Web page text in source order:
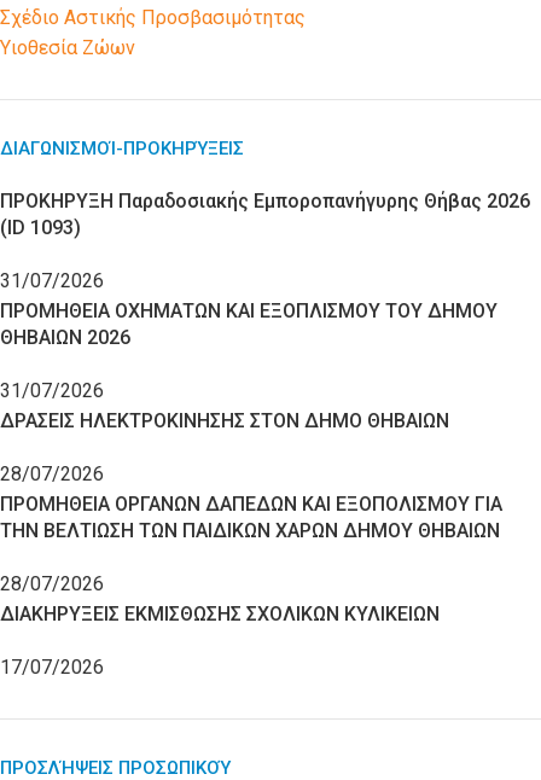
Σχέδιο Αστικής Προσβασιμότητας
Υιοθεσία Ζώων
ΔΙΑΓΩΝΙΣΜΟΊ-ΠΡΟΚΗΡΎΞΕΙΣ
ΠΡΟΚΗΡΥΞΗ Παραδοσιακής Εμποροπανήγυρης Θήβας 2026
(ID 1093)
31/07/2026
ΠΡΟΜΗΘΕΙΑ ΟΧΗΜΑΤΩΝ ΚΑΙ ΕΞΟΠΛΙΣΜΟΥ ΤΟΥ ΔΗΜΟΥ
ΘΗΒΑΙΩΝ 2026
31/07/2026
ΔΡΑΣΕΙΣ ΗΛΕΚΤΡΟΚΙΝΗΣΗΣ ΣΤΟΝ ΔΗΜΟ ΘΗΒΑΙΩΝ
28/07/2026
ΠΡΟΜΗΘΕΙΑ ΟΡΓΑΝΩΝ ΔΑΠΕΔΩΝ ΚΑΙ ΕΞΟΠΟΛΙΣΜΟΥ ΓΙΑ
ΤΗΝ ΒΕΛΤΙΩΣΗ ΤΩΝ ΠΑΙΔΙΚΩΝ ΧΑΡΩΝ ΔΗΜΟΥ ΘΗΒΑΙΩΝ
28/07/2026
ΔΙΑΚΗΡΥΞΕΙΣ ΕΚΜΙΣΘΩΣΗΣ ΣΧΟΛΙΚΩΝ ΚΥΛΙΚΕΙΩΝ
17/07/2026
ΠΡΟΣΛΉΨΕΙΣ ΠΡΟΣΩΠΙΚΟΎ